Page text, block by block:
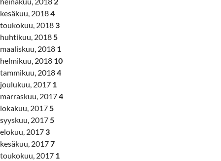
kesäkuu, 20184
toukokuu, 2018 3
huhtikuu, 20185
maaliskuu, 2018 1
helmikuu, 2018 10
tammikuu, 20184
joulukuu, 2017 1
marraskuu, 20174
lokakuu, 20175
syyskuu, 20175
elokuu, 2017 3
kesäkuu, 20177
toukokuu, 2017 1